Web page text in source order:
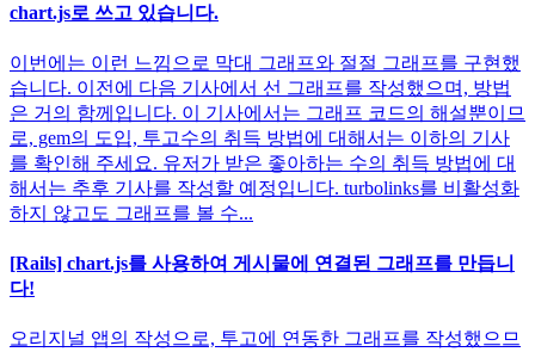
chart.js로 쓰고 있습니다.
이번에는 이런 느낌으로 막대 그래프와 절절 그래프를 구현했
습니다. 이전에 다음 기사에서 선 그래프를 작성했으며, 방법
은 거의 함께입니다. 이 기사에서는 그래프 코드의 해설뿐이므
로, gem의 도입, 투고수의 취득 방법에 대해서는 이하의 기사
를 확인해 주세요. 유저가 받은 좋아하는 수의 취득 방법에 대
해서는 추후 기사를 작성할 예정입니다. turbolinks를 비활성화
하지 않고도 그래프를 볼 수...
[Rails] chart.js를 사용하여 게시물에 연결된 그래프를 만듭니
다!
오리지널 앱의 작성으로, 투고에 연동한 그래프를 작성했으므